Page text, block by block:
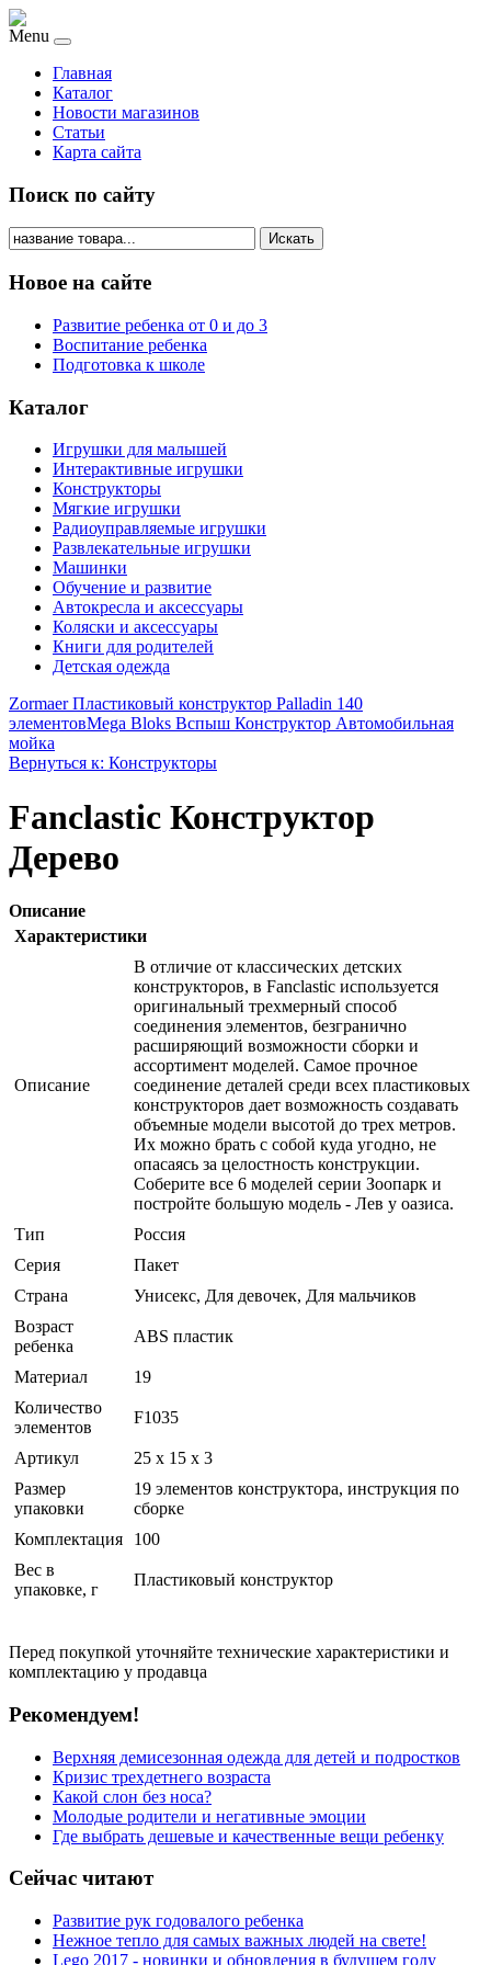
Menu
Главная
Каталог
Новости магазинов
Статьи
Карта сайта
Поиск по сайту
Искать
Новое на сайте
Развитие ребенка от 0 и до 3
Воспитание ребенка
Подготовка к школе
Каталог
Игрушки для малышей
Интерактивные игрушки
Конструкторы
Мягкие игрушки
Радиоуправляемые игрушки
Развлекательные игрушки
Машинки
Обучение и развитие
Автокресла и аксессуары
Коляски и аксессуары
Книги для родителей
Детская одежда
Zormaer Пластиковый конструктор Palladin 140
элементовMega Bloks Вспыш Конструктор Автомобильная
мойка
Вернуться к: Конструкторы
Fanclastic Конструктор
Дерево
Описание
Характеристики
Описание
В отличие от классических детских
конструкторов, в Fanclastic используется
оригинальный трехмерный способ
соединения элементов, безгранично
расширяющий возможности сборки и
ассортимент моделей. Самое прочное
соединение деталей среди всех пластиковых
конструкторов дает возможность создавать
объемные модели высотой до трех метров.
Их можно брать с собой куда угодно, не
опасаясь за целостность конструкции.
Соберите все 6 моделей серии Зоопарк и
постройте большую модель - Лев у оазиса.
Тип
Россия
Серия
Пакет
Страна
Унисекс, Для девочек, Для мальчиков
Возраст
ребенка
ABS пластик
Материал
19
Количество
элементов
F1035
Артикул
25 x 15 x 3
Размер
упаковки
19 элементов конструктора, инструкция по
сборке
Комплектация
100
Вес в
упаковке, г
Пластиковый конструктор
Перед покупкой уточняйте технические характеристики и
комплектацию у продавца
Рекомендуем!
Верхняя демисезонная одежда для детей и подростков
Кризис трехдетнего возраста
Какой слон без носа?
Молодые родители и негативные эмоции
Где выбрать дешевые и качественные вещи ребенку
Сейчас читают
Развитие рук годовалого ребенка
Нежное тепло для самых важных людей на свете!
Lego 2017 - новинки и обновления в будущем году